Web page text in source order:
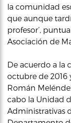
la comunidad
que aunque
profesor’,
Asociación de
De acuerdo a la
octubre de 2016
Román
cabo la Unidad
Administrativas